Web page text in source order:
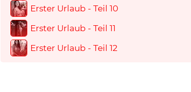
Erster Urlaub - Teil 10
Erster Urlaub - Teil 11
Erster Urlaub - Teil 12